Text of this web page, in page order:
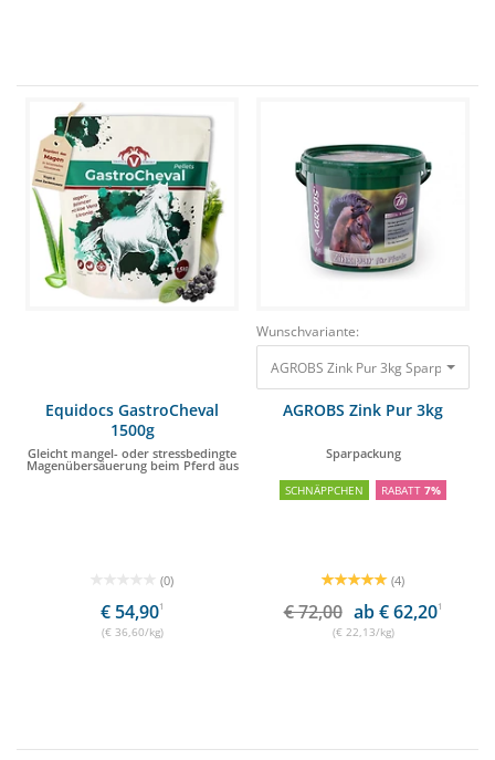
Equidocs GastroCheval
1500g
Gleicht mangel- oder stressbedingte
Magenübersäuerung beim Pferd aus
(0)
€ 54,901
(€ 36,60/kg)
Wunschvariante:
AGROBS Zink Pur 3kg Sparpackung
AGROBS Zink Pur 3kg
Sparpackung
SCHNÄPPCHEN RABATT 7%
(4)
€ 72,00 ab € 62,201
(€ 22,13/kg)